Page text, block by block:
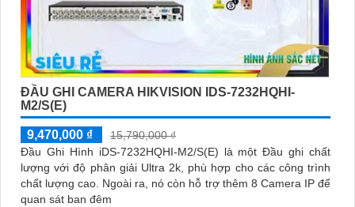
ĐẦU GHI CAMERA HIKVISION IDS-7232HQHI-
M2/S(E)
9,470,000 ₫
15,790,000 ₫
Đầu Ghi Hình iDS-7232HQHI-M2/S(E) là một Đầu ghi chất
lượng với độ phân giải Ultra 2k, phù hợp cho các công trình
chất lượng cao. Ngoài ra, nó còn hỗ trợ thêm 8 Camera IP để
quan sát ban đêm